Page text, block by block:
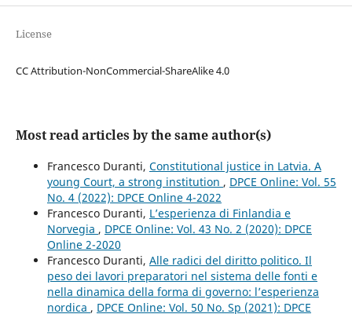
License
CC Attribution-NonCommercial-ShareAlike 4.0
Most read articles by the same author(s)
Francesco Duranti, Constitutional justice in Latvia. A
young Court, a strong institution , DPCE Online: Vol. 55
No. 4 (2022): DPCE Online 4-2022
Francesco Duranti, L’esperienza di Finlandia e
Norvegia , DPCE Online: Vol. 43 No. 2 (2020): DPCE
Online 2-2020
Francesco Duranti, Alle radici del diritto politico. Il
peso dei lavori preparatori nel sistema delle fonti e
nella dinamica della forma di governo: l’esperienza
nordica , DPCE Online: Vol. 50 No. Sp (2021): DPCE